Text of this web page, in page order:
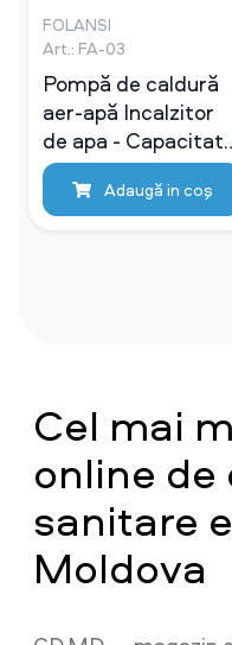
FOLANSI
Art.: FA-03
Pompă de caldură
aer-apă Incalzitor
de apa - Capacitate
de incalzire 11kw
Adaugă in coş
Cel mai
online
sanitare
Moldova